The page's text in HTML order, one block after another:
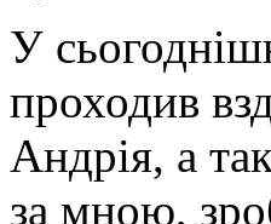
У
проходив
Андрія, а
за мною,